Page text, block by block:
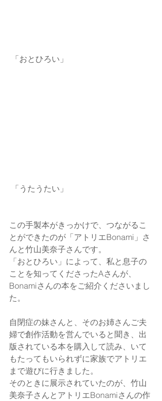
「おとひろい」
「うたうたい」
この手製本がきっかけで、つながるこ
とができたのが「アトリエBonami」さ
んと竹山美奈子さんです。
「おとひろい」によって、私と息子の
ことを知ってくださったAさんが、
Bonamiさんの本をご紹介くださいまし
た。
自閉症の妹さんと、そのお姉さんご夫
婦で創作活動を営んでいると聞き、出
版されている本を購入して読み、いて
もたってもいられずに家族でアトリエ
まで遊びに行きました。
そのときに展示されていたのが、竹山
美奈子さんとアトリエBonamiさんの作